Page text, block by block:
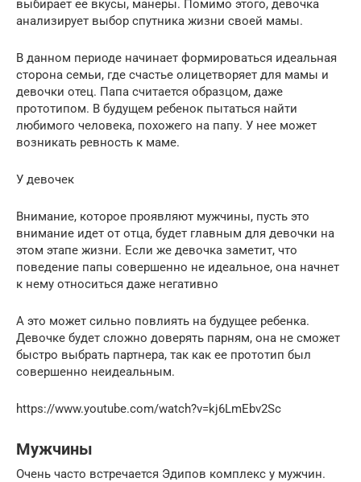
выбирает ее вкусы, манеры. Помимо этого, девочка
анализирует выбор спутника жизни своей мамы.
В данном периоде начинает формироваться идеальная
сторона семьи, где счастье олицетворяет для мамы и
девочки отец. Папа считается образцом, даже
прототипом. В будущем ребенок пытаться найти
любимого человека, похожего на папу. У нее может
возникать ревность к маме.
У девочек
Внимание, которое проявляют мужчины, пусть это
внимание идет от отца, будет главным для девочки на
этом этапе жизни. Если же девочка заметит, что
поведение папы совершенно не идеальное, она начнет
к нему относиться даже негативно
А это может сильно повлиять на будущее ребенка.
Девочке будет сложно доверять парням, она не сможет
быстро выбрать партнера, так как ее прототип был
совершенно неидеальным.
https://www.youtube.com/watch?v=kj6LmEbv2Sc
Мужчины
Очень часто встречается Эдипов комплекс у мужчин.